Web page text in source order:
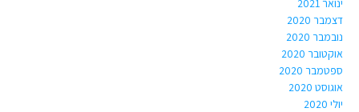
ינואר 2021
דצמבר 2020
נובמבר 2020
אוקטובר 2020
ספטמבר 2020
אוגוסט 2020
יולי 2020